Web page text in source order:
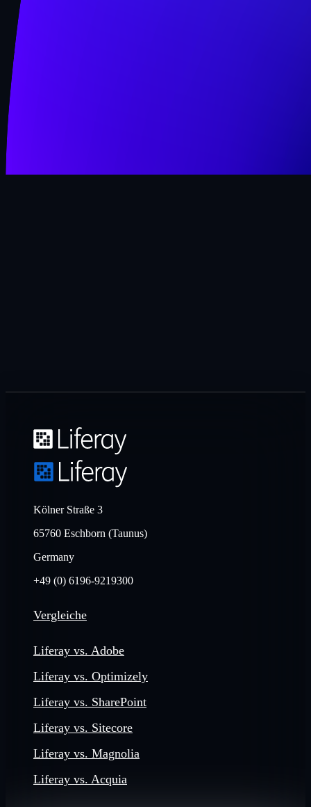
Kölner Straße 3
65760 Eschborn (Taunus)
Germany
+49 (0) 6196-9219300
Vergleiche
Liferay vs. Adobe
Liferay vs. Optimizely
Liferay vs. SharePoint
Liferay vs. Sitecore
Liferay vs. Magnolia
Liferay vs. Acquia